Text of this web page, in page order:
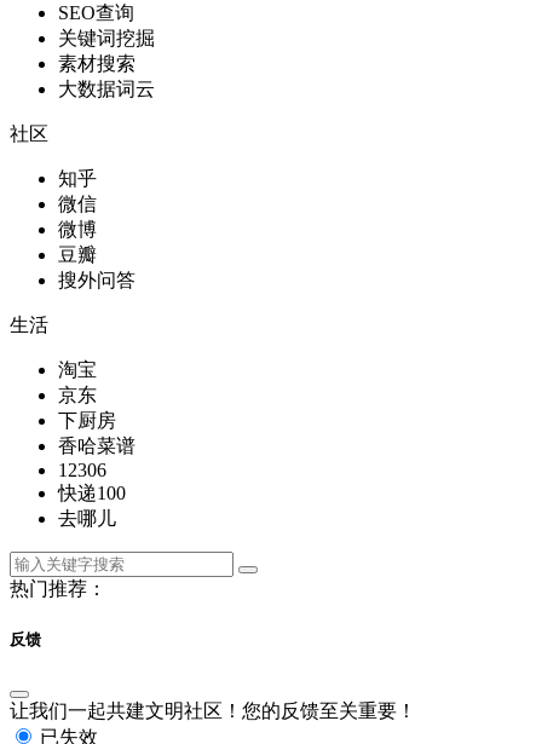
SEO查询
关键词挖掘
素材搜索
大数据词云
社区
知乎
微信
微博
豆瓣
搜外问答
生活
淘宝
京东
下厨房
香哈菜谱
12306
快递100
去哪儿
热门推荐：
反馈
让我们一起共建文明社区！您的反馈至关重要！
已失效